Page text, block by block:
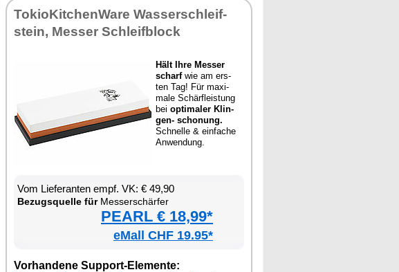
To­kio­Kit­chen­Wa­re Was­ser­schleif­
stein, Mes­ser Schleif­block
Hält Ih­re Mes­ser
scharfwie am ers­
ten Tag! Für ma­xi­
ma­le Schär­fleis­tung
bei op­ti­ma­ler Klin­
gen- scho­nung.
Schnel­le & ein­fa­che
An­wen­dung.
Vom Lie­fe­ran­ten empf. VK: € 49,90
Be­zugs­quel­le fürMes­ser­schär­fer
PEARL € 18,99*
eMall CHF 19.95*
Vor­han­de­ne Sup­port-Ele­men­te: